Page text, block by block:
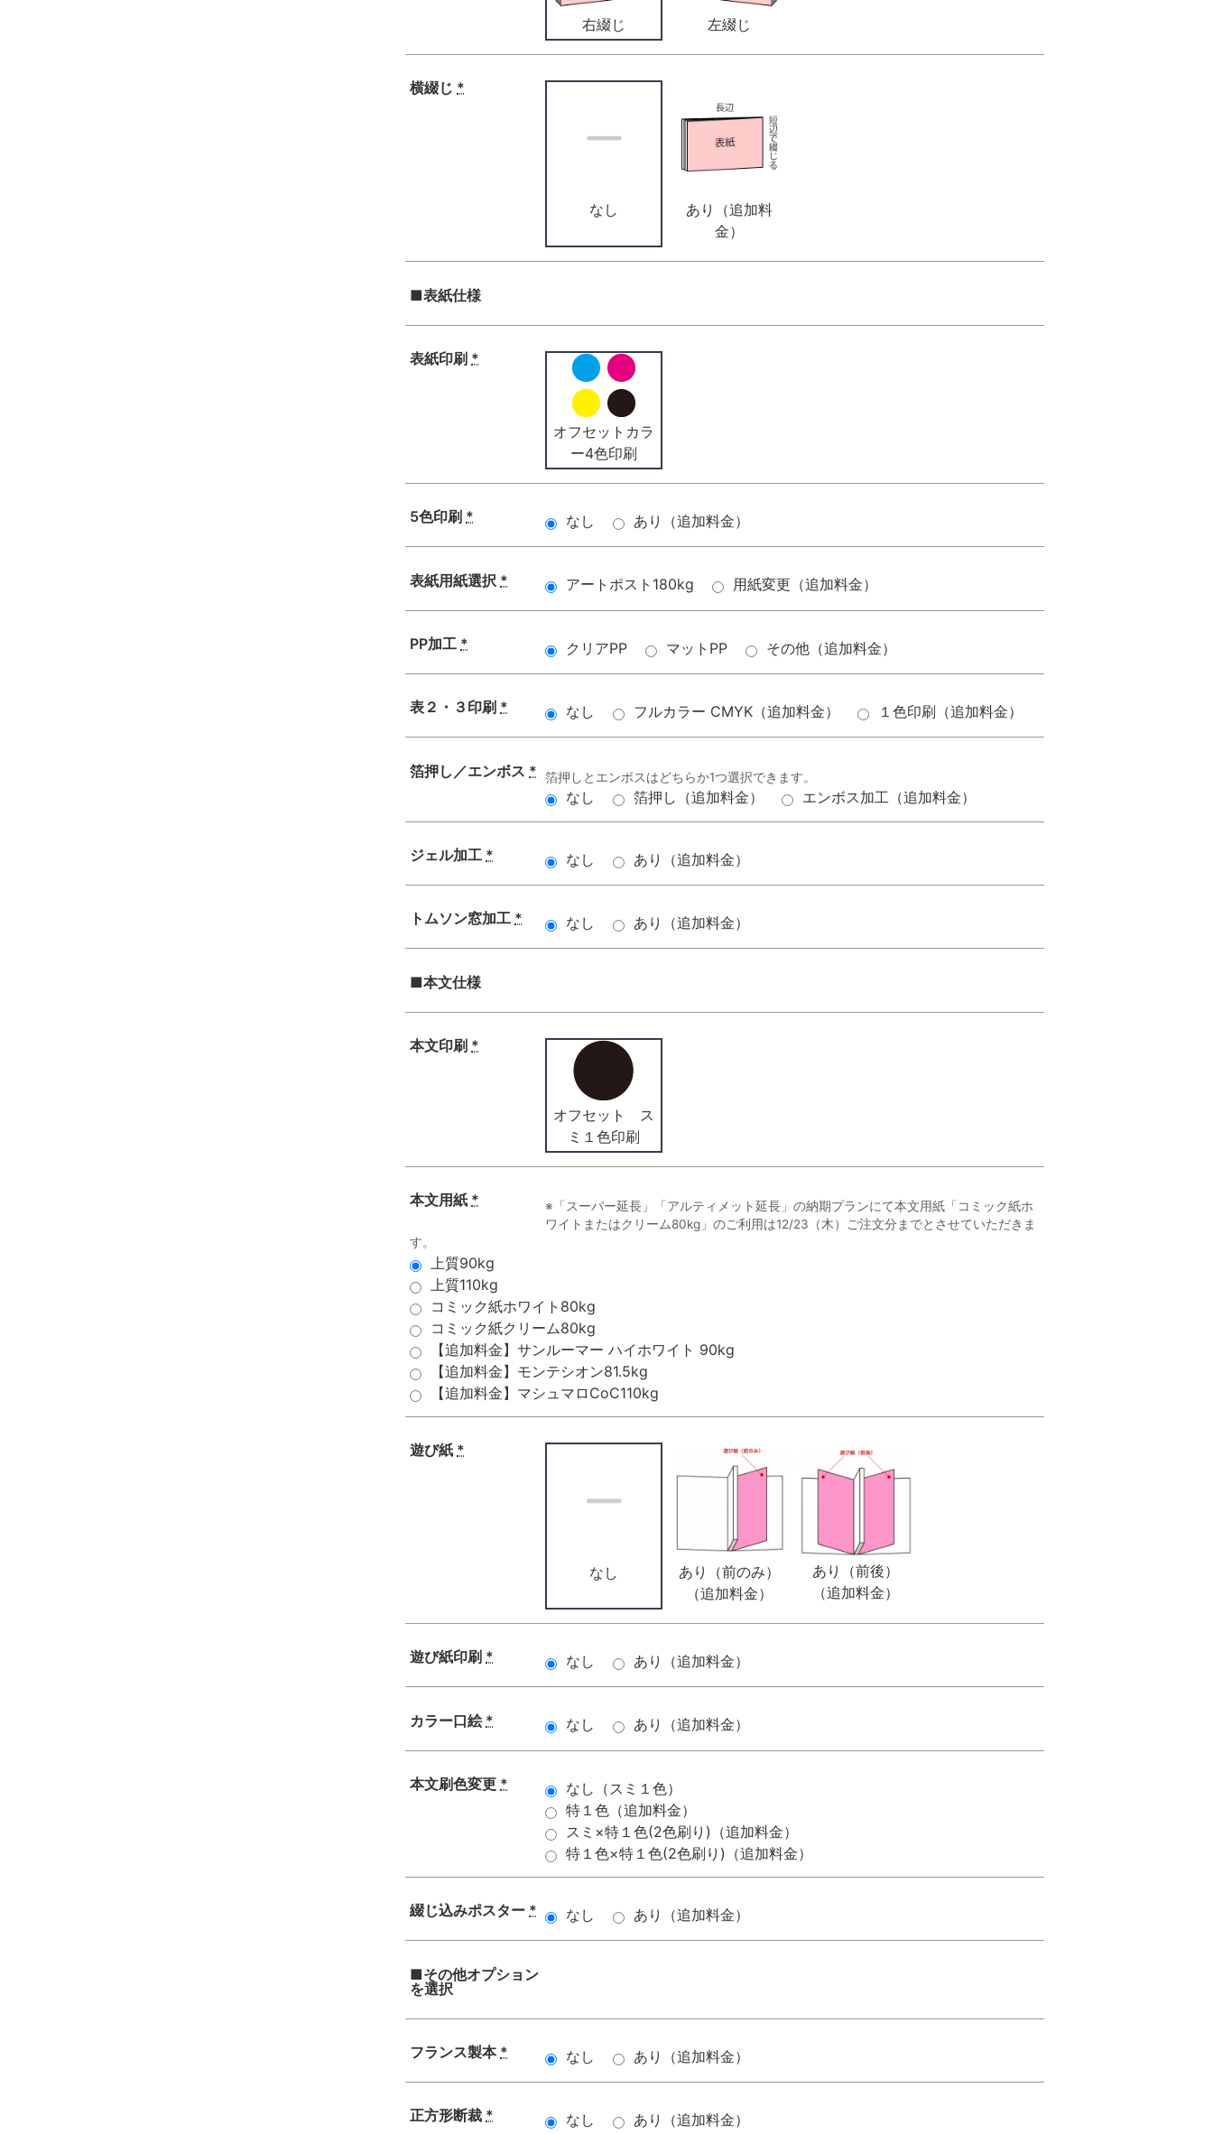
右綴じ 左綴じ
横綴じ *
なし
あり（追加料
金）
■表紙仕様
表紙印刷 *
オフセットカラ
ー4色印刷
5色印刷 * なし あり（追加料金）
表紙用紙選択 * アートポスト180kg 用紙変更（追加料金）
PP加工 * クリアPP マットPP その他（追加料金）
表２・３印刷 * なし フルカラー CMYK（追加料金） １色印刷（追加料金）
箔押し／エンボス * 箔押しとエンボスはどちらか1つ選択できます。
なし 箔押し（追加料金） エンボス加工（追加料金）
ジェル加工 * なし あり（追加料金）
トムソン窓加工 * なし あり（追加料金）
■本文仕様
本文印刷 *
オフセット ス
ミ１色印刷
本文用紙 *
※「スーパー延長」「アルティメット延長」の納期プランにて本文用紙「コミック紙ホ
ワイトまたはクリーム80kg」のご利用は12/23（木）ご注文分までとさせていただきま
す。
上質90kg
上質110kg
コミック紙ホワイト80kg
コミック紙クリーム80kg
【追加料金】サンルーマー ハイホワイト 90kg
【追加料金】モンテシオン81.5kg
【追加料金】マシュマロCoC110kg
遊び紙 *
なし
あり（前のみ）
（追加料金）
あり（前後）
（追加料金）
遊び紙印刷 * なし あり（追加料金）
カラー口絵 * なし あり（追加料金）
本文刷色変更 *
なし（スミ１色）
特１色（追加料金）
スミ×特１色(2色刷り)（追加料金）
特１色×特１色(2色刷り)（追加料金）
綴じ込みポスター * なし あり（追加料金）
■その他オプション
を選択
フランス製本 * なし あり（追加料金）
正方形断裁 * なし あり（追加料金）